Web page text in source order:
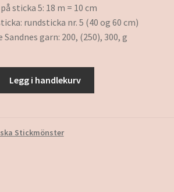
sticka 5: 18 m = 10 cm
rundsticka nr. 5 (40 og 60 cm)
garn: 200, (250), 300, g
Legg i handlekurv
Stickmönster